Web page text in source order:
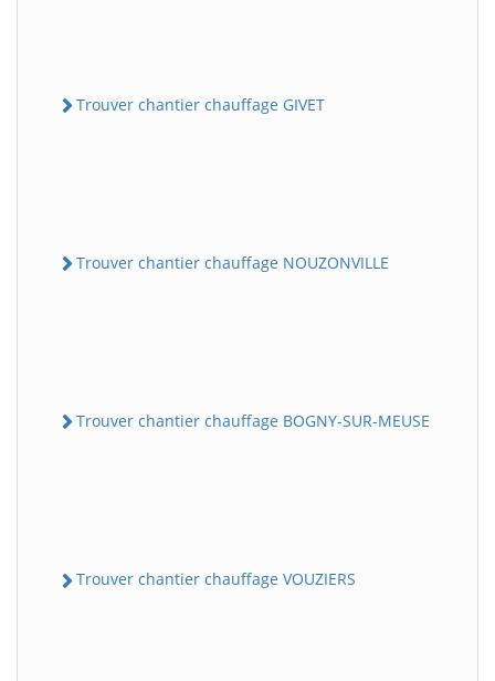
Trouver chantier chauffage GIVET
Trouver chantier chauffage NOUZONVILLE
Trouver chantier chauffage BOGNY-SUR-MEUSE
Trouver chantier chauffage VOUZIERS